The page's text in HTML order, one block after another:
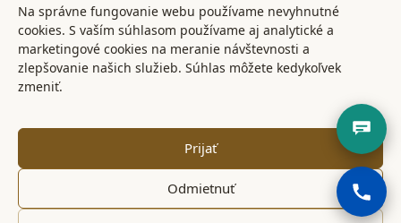
Na správne fungovanie webu používame nevyhnutné
cookies. S vaším súhlasom používame aj analytické a
marketingové cookies na meranie návštevnosti a
zlepšovanie našich služieb. Súhlas môžete kedykoľvek
zmeniť.
Prijať
Odmietnuť
IČ DPH: SK2122126259
📞 +421 948 528 526
✉ info@ostrenoze.sk
© 2024 OstréNože.sk – Všetky práva vyhradené
REKLAMAČNÝ PORIADOK